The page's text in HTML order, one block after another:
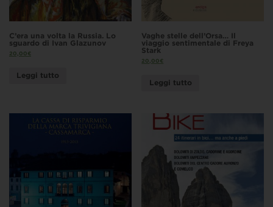
C’era una volta la Russia. Lo
sguardo di Ivan Glazunov
20,00€
Leggi tutto
Vaghe stelle dell’Orsa… Il
viaggio sentimentale di Freya
Stark
20,00€
Leggi tutto